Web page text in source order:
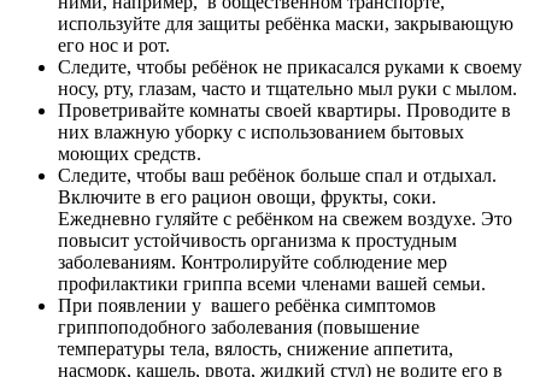
используйте для защиты ребёнка маски, закрывающую
его нос и рот.
Следите, чтобы ребёнок не прикасался руками к своему
носу, рту, глазам, часто и тщательно мыл руки с мылом.
Проветривайте комнаты своей квартиры. Проводите в
них влажную уборку с использованием бытовых
моющих средств.
Следите, чтобы ваш ребёнок больше спал и отдыхал.
Включите в его рацион овощи, фрукты, соки.
Ежедневно гуляйте с ребёнком на свежем воздухе. Это
повысит устойчивость организма к простудным
заболеваниям. Контролируйте соблюдение мер
профилактики гриппа всеми членами вашей семьи.
При появлении у вашего ребёнка симптомов
гриппоподобного заболевания (повышение
температуры тела, вялость, снижение аппетита,
насморк, кашель, рвота, жидкий стул) не водите его в